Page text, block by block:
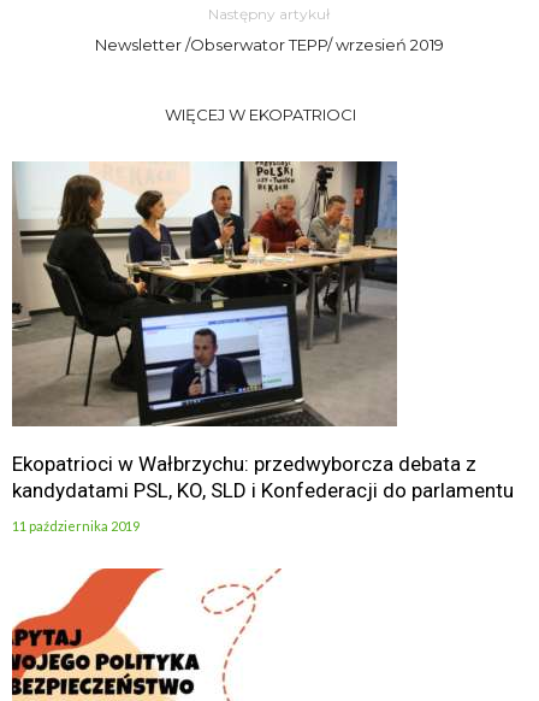
Następny artykuł
Newsletter /Obserwator TEPP/ wrzesień 2019
WIĘCEJ W EKOPATRIOCI
Ekopatrioci w Wałbrzychu: przedwyborcza debata z
kandydatami PSL, KO, SLD i Konfederacji do parlamentu
11 października 2019